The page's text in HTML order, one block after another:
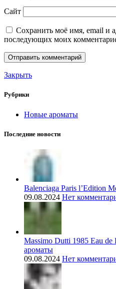
Сайт
Сохранить моё имя, email и
последующих моих
Закрыть
Рубрики
Новые ароматы
Последние новости
Balenciaga Paris l’Edition
09.08.2024 Нет
Massimo Dutti 1985 Eau
ароматы
09.08.2024 Нет